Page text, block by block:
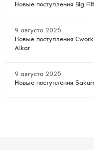
Новые поступления Big
9 августа 2026
Новые поступления
Alkar
9 августа 2026
Новые поступления